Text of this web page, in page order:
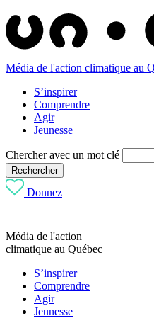
Média de l'action climatique au
S’inspirer
Comprendre
Agir
Jeunesse
Chercher avec un mot clé
Rechercher
Donnez
Média de l'action
climatique au Québec
S’inspirer
Comprendre
Agir
Jeunesse